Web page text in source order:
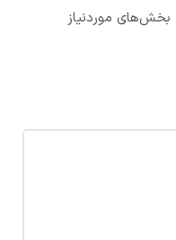
بخش‌های موردنیاز